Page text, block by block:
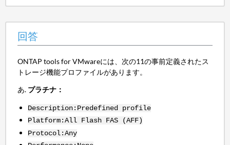
回答
ONTAP tools for VMwareには、次の11の事前定義されたス
トレージ機能プロファイルがあります。
プラチナ：
Description:Predefined profile
Platform:All Flash FAS (AFF)
Protocol:Any